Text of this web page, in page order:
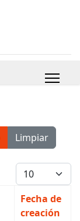
Limpiar
Cantidad
Fecha de
creación